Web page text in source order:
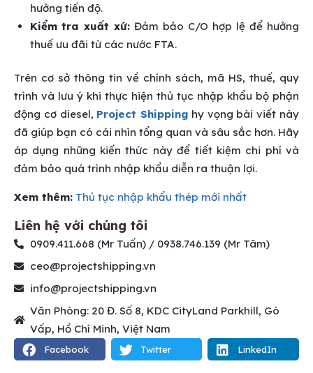
hưởng tiến độ.
Kiểm tra xuất xứ: Đảm bảo C/O hợp lệ để hưởng
thuế ưu đãi từ các nước FTA.
Trên cơ sở thông tin về chính sách, mã HS, thuế, quy
trình và lưu ý khi thực hiện thủ tục nhập khẩu bộ phận
động cơ diesel, Project Shipping hy vọng bài viết này
đã giúp bạn có cái nhìn tổng quan và sâu sắc hơn. Hãy
áp dụng những kiến thức này để tiết kiệm chi phí và
đảm bảo quá trình nhập khẩu diễn ra thuận lợi.
Xem thêm: Thủ tục nhập khẩu thép mới nhất
Liên hệ với chúng tôi
0909.411.668 (Mr Tuấn) / 0938.746.139 (Mr Tâm)
ceo@projectshipping.vn
info@projectshipping.vn
Văn Phòng: 20 Đ. Số 8, KDC CityLand Parkhill, Gò
Vấp, Hồ Chí Minh, Việt Nam
Facebook Twitter LinkedIn